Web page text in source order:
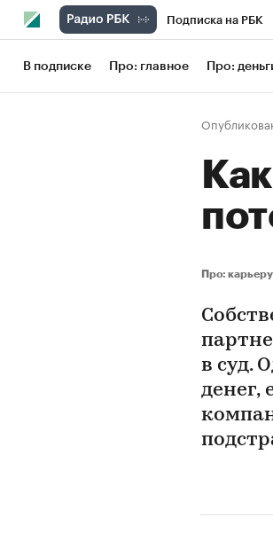
Подписка на РБК
Школа
Рынок наличной
В подписке Про: главное Про:
Про: карьеру
в суд.
денег,